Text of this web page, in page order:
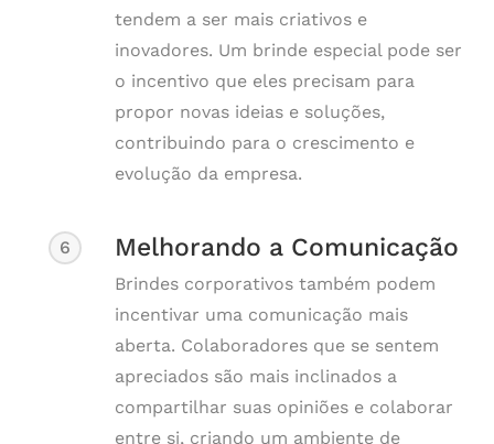
tendem a ser mais criativos e
inovadores. Um brinde especial pode ser
o incentivo que eles precisam para
propor novas ideias e soluções,
contribuindo para o crescimento e
evolução da empresa.
6 Melhorando a Comunicação
Brindes corporativos também podem
incentivar uma comunicação mais
aberta. Colaboradores que se sentem
apreciados são mais inclinados a
compartilhar suas opiniões e colaborar
entre si, criando um ambiente de